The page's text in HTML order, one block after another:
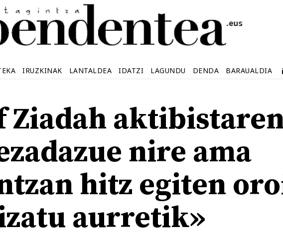
IRUZKINAK LANTALDEA IDATZI LAGUNDU DENDA BARAUALDIA
Ziadah
nire ama
hitz egiten
aurretik»